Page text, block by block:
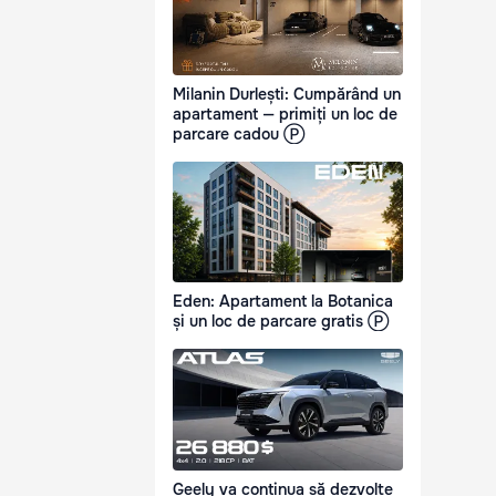
Milanin Durlești: Cumpărând un
apartament — primiți un loc de
parcare cadou Ⓟ
Eden: Apartament la Botanica
și un loc de parcare gratis Ⓟ
Geely va continua să dezvolte